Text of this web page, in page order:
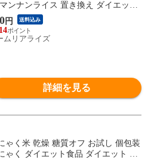
ンナンライス 置き換え ダイエット
満腹 ダイエット食品 マンナン ご飯
蒻米 蒟蒻 米 小分け 糖質制限 こん
ライス こんにゃくごはん すらっと
円 送料込み
14
ムリアライズ
詳細を見る
ゃく米 乾燥 糖質オフ お試し 個包装
ゃく ダイエット食品 ダイエット 蒟